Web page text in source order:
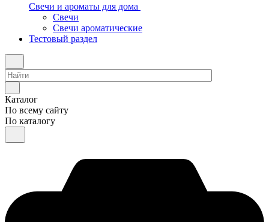
Свечи и ароматы для дома
Свечи
Свечи ароматические
Тестовый раздел
Каталог
По всему сайту
По каталогу